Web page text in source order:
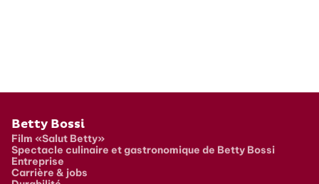
Pied de page
Betty Bossi
Film «Salut Betty»
Spectacle culinaire et gastronomique de Betty Bossi
Entreprise
Carrière & jobs